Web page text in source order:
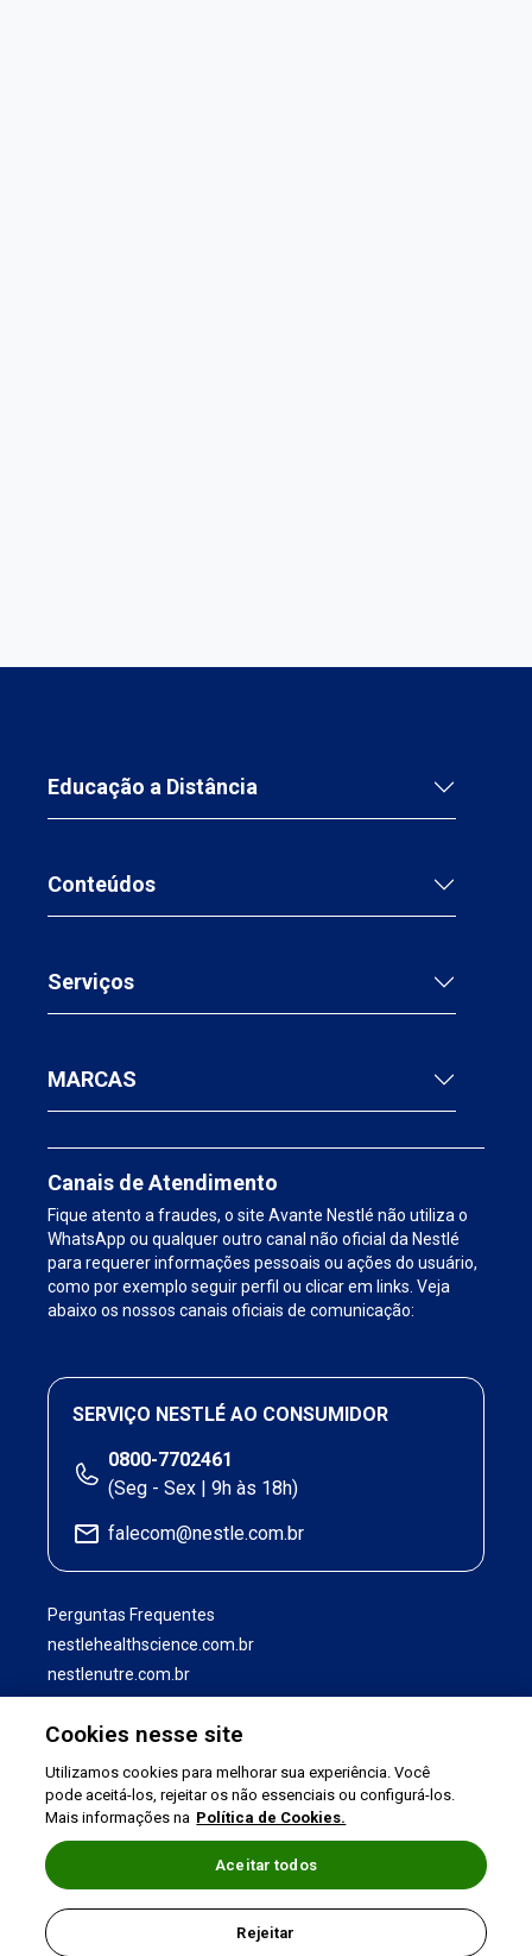
Educação a Distância
Conteúdos
Serviços
MARCAS
Canais de Atendimento
Fique atento a fraudes, o site Avante Nestlé não utiliza o
WhatsApp ou qualquer outro canal não oficial da Nestlé
para requerer informações pessoais ou ações do usuário,
como por exemplo seguir perfil ou clicar em links. Veja
abaixo os nossos canais oficiais de comunicação:
SERVIÇO NESTLÉ AO CONSUMIDOR
0800-7702461
(Seg - Sex | 9h às 18h)
falecom@nestle.com.br
Perguntas Frequentes
nestlehealthscience.com.br
nestlenutre.com.br
Política de Privacidade
©2026 Nestlé Nutrition & Health
Cookies nesse site
Utilizamos cookies para melhorar sua experiência. Você
pode aceitá-los, rejeitar os não essenciais ou configurá-los.
Mais informações na Política de Cookies.
Rejeitar
Aceitar todos